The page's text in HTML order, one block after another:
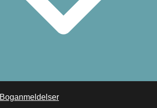
Boganmeldelser